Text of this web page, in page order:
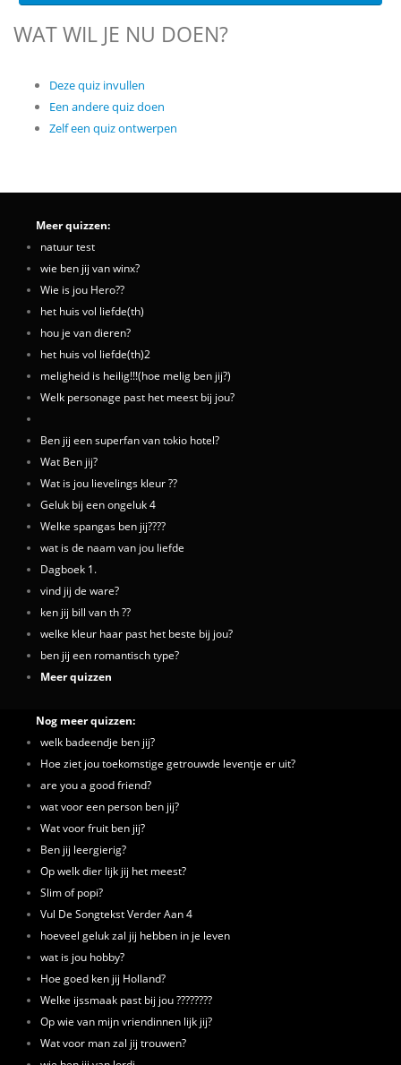
WAT WIL JE NU DOEN?
Deze quiz invullen
Een andere quiz doen
Zelf een quiz ontwerpen
Meer quizzen:
natuur test
wie ben jij van winx?
Wie is jou Hero??
het huis vol liefde(th)
hou je van dieren?
het huis vol liefde(th)2
meligheid is heilig!!!(hoe melig ben jij?)
Welk personage past het meest bij jou?
Ben jij een superfan van tokio hotel?
Wat Ben jij?
Wat is jou lievelings kleur ??
Geluk bij een ongeluk 4
Welke spangas ben jij????
wat is de naam van jou liefde
Dagboek 1.
vind jij de ware?
ken jij bill van th ??
welke kleur haar past het beste bij jou?
ben jij een romantisch type?
Meer quizzen
Nog meer quizzen:
welk badeendje ben jij?
Hoe ziet jou toekomstige getrouwde leventje er uit?
are you a good friend?
wat voor een person ben jij?
Wat voor fruit ben jij?
Ben jij leergierig?
Op welk dier lijk jij het meest?
Slim of popi?
Vul De Songtekst Verder Aan 4
hoeveel geluk zal jij hebben in je leven
wat is jou hobby?
Hoe goed ken jij Holland?
Welke ijssmaak past bij jou ????????
Op wie van mijn vriendinnen lijk jij?
Wat voor man zal jij trouwen?